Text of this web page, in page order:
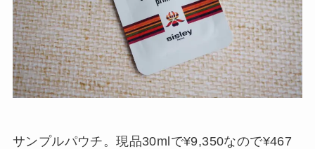
サンプルパウチ。現品30mlで¥9,350なので¥467